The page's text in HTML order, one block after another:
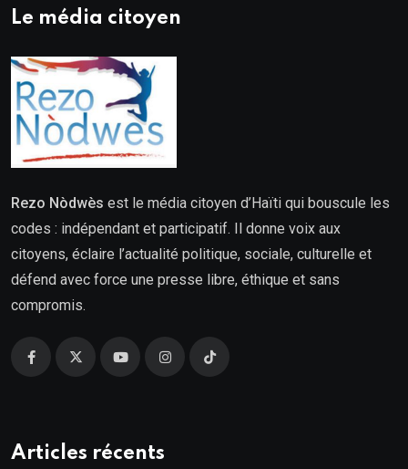
Le média citoyen
Rezo Nòdwès est le média citoyen d’Haïti qui bouscule les
codes : indépendant et participatif. Il donne voix aux
citoyens, éclaire l’actualité politique, sociale, culturelle et
défend avec force une presse libre, éthique et sans
compromis.
Articles récents